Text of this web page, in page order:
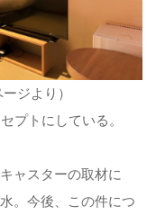
ジより）
プトにしている。
ャスターの取材に
。今後、この件につ